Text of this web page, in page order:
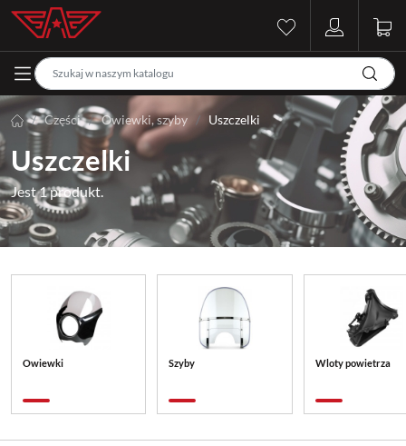
Części Owiewki, szyby Uszczelki
Uszczelki
Jest 1 produkt.
Owiewki Szyby Wloty powietrza